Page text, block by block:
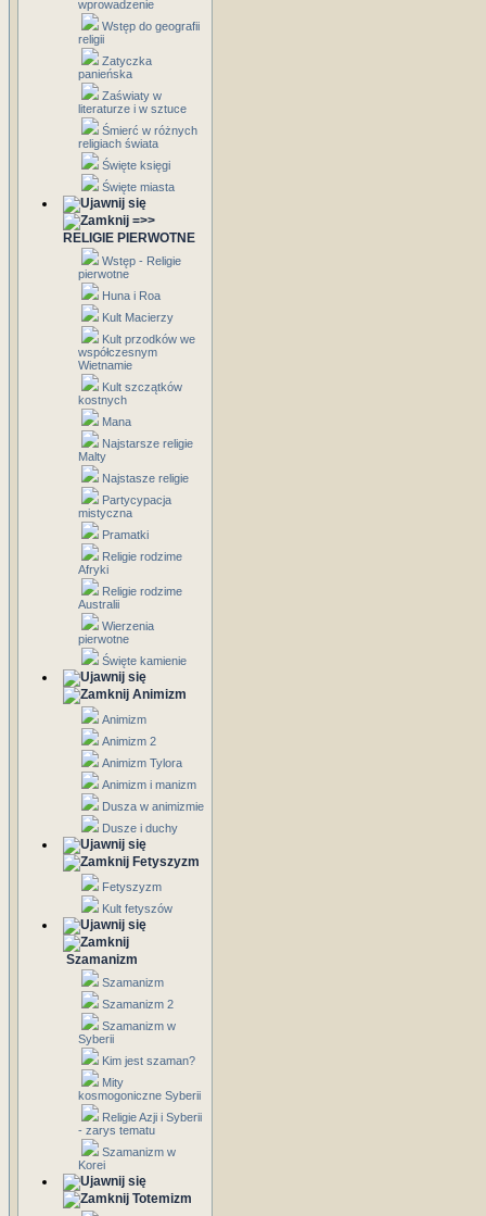
wprowadzenie
Wstęp do geografii
religii
Zatyczka
panieńska
Zaświaty w
literaturze i w sztuce
Śmierć w różnych
religiach świata
Święte księgi
Święte miasta
=>>
RELIGIE PIERWOTNE
Wstęp - Religie
pierwotne
Huna i Roa
Kult Macierzy
Kult przodków we
współczesnym
Wietnamie
Kult szczątków
kostnych
Mana
Najstarsze religie
Malty
Najstasze religie
Partycypacja
mistyczna
Pramatki
Religie rodzime
Afryki
Religie rodzime
Australii
Wierzenia
pierwotne
Święte kamienie
Animizm
Animizm
Animizm 2
Animizm Tylora
Animizm i manizm
Dusza w animizmie
Dusze i duchy
Fetyszyzm
Fetyszyzm
Kult fetyszów
Szamanizm
Szamanizm
Szamanizm 2
Szamanizm w
Syberii
Kim jest szaman?
Mity
kosmogoniczne Syberii
Religie Azji i Syberii
- zarys tematu
Szamanizm w
Korei
Totemizm